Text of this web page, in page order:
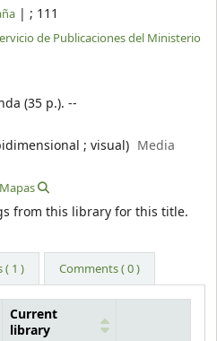
| ; 111
de Publicaciones del Ministerio
(35 p.). --
; visual) Media
from this library for this title.
( 1 ) Comments ( 0 )
Current
library